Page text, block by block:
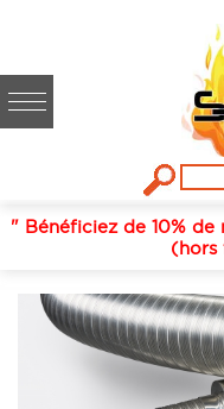
" Bénéficiez de 10%
(hors
Fumisterie /
inox
CONDUIT ISOLE
7M